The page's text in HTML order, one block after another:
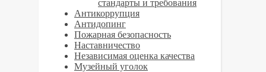
стандарты и требования
Антикоррупция
Антидопинг
Пожарная безопасность
Наставничество
Независимая оценка качества
Музейный уголок